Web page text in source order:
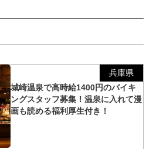
兵庫県
城崎温泉で高時給1400円のバイキ
ングスタッフ募集！温泉に入れて漫
画も読める福利厚生付き！